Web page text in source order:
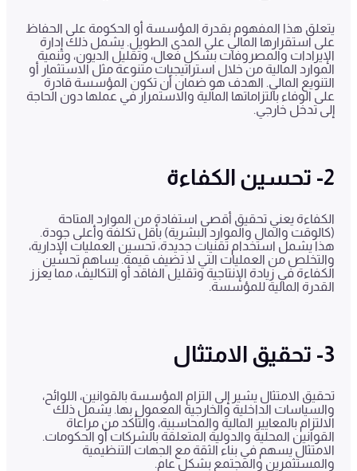
يتعلق هذا المفهوم بقدرة المؤسسة أو الحكومة على الحفاظ
على استقرارها المالي على المدى الطويل. يشمل ذلك إدارة
الإيرادات والمصروفات بشكل فعال، وتقليل الديون، وتنمية
الموارد المالية من خلال استراتيجيات متنوعة مثل الاستثمار أو
التنويع المالي. الهدف هو ضمان أن تكون المؤسسة قادرة
على الوفاء بالتزاماتها المالية والاستمرار في عملها دون الحاجة
إلى تدخل خارجي.
2- تحسين الكفاءة
الكفاءة يعني تحقيق أقصى استفادة من الموارد المتاحة
(كالوقت والمال والموارد البشرية) بأقل تكلفة وأعلى جودة.
هذا يشمل استخدام تقنيات جديدة، تحسين العمليات الإدارية،
والتخلص من العمليات التي لا تضيف قيمة. يساهم تحسين
الكفاءة في زيادة الإنتاجية وتقليل الفاقد أو التكاليف، مما يعزز
القدرة المالية للمؤسسة.
3- تحقيق الامتثال
تحقيق الامتثال يشير إلى التزام المؤسسة بالقوانين، اللوائح،
والسياسات الداخلية والخارجية المعمول بها. يشمل ذلك
الالتزام بالمعايير المالية والمحاسبية، والتأكد من مراعاة
القوانين المحلية والدولية المتعلقة بالشركات أو الحكومات.
الامتثال يسهم في بناء الثقة مع الجهات التنظيمية
والمستثمرين والمجتمع بشكل عام.